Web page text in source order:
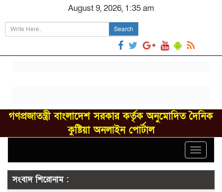
August 9, 2026, 1:35 am
Search
গণপ্রজাতন্ত্রী বাংলাদেশ সরকার কর্তৃক অনুমোদিত দৈনিক
কুষ্টিয়া অনলাইন পোর্টাল
Toggle
সংবাদ শিরোনাম :